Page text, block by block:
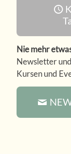
Nie mehr
Newsletter
Kursen und